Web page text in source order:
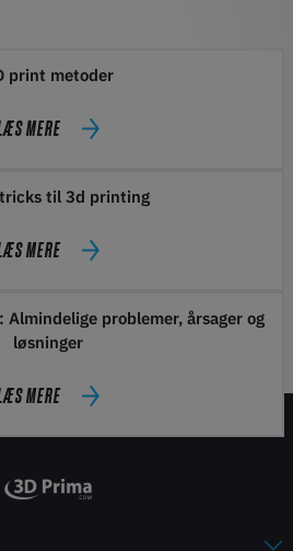
print metoder
MERE
til 3d printing
MERE
problemer, årsager og
løsninger
MERE